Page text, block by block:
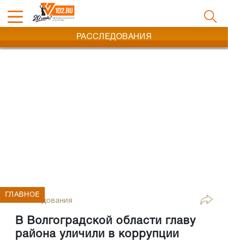
РАССЛЕДОВАНИЯ
Расследования
В Волгоградской области главу
района уличили в коррупции
ГЛАВНОЕ